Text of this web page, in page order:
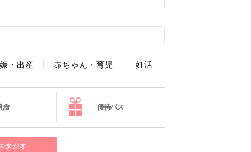
・出産 赤ちゃん・育児 妊活
食 優待パス
タジオ